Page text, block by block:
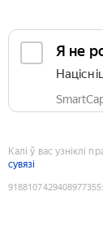
Я не
Калі ў вас узніклі
сувязі
9188107429408977355: